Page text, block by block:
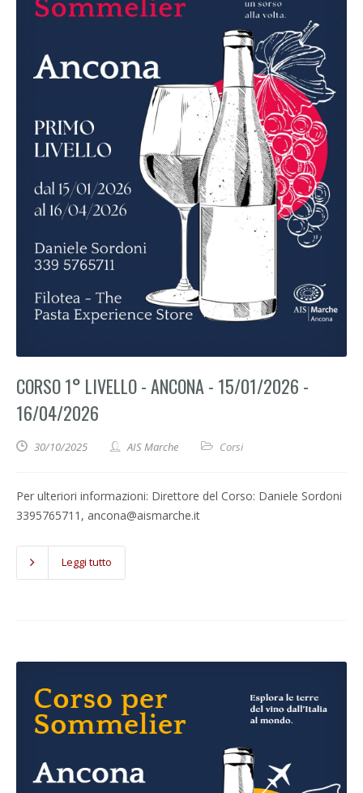
CORSO 1° LIVELLO - ANCONA - 15/01/2026 -
16/04/2026
30/10/2025 AIS Marche Corsi
Per ulteriori informazioni: Direttore del Corso: Daniele Sordoni
3395765711, ancona@aismarche.it
Leggi tutto